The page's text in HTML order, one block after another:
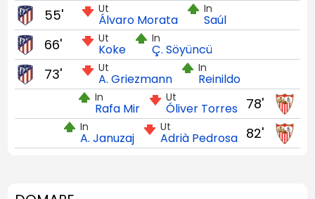
Ut
Álvaro Morata
In
Saúl
55'
Ut
Koke
In
Ç. Söyüncü
66'
Ut
A. Griezmann
In
Reinildo
73'
78'
Ut
Óliver Torres
In
Rafa Mir
82'
Ut
Adrià Pedrosa
In
A. Januzaj